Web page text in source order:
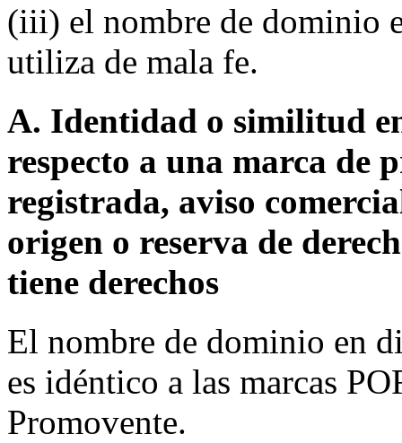
(iii) el nombre de dominio
utiliza de mala fe.
A. Identidad o similitud
respecto a una marca de
registrada, aviso
origen o reserva de
tiene derechos
El nombre de dominio en
es idéntico a las marcas
Promovente.